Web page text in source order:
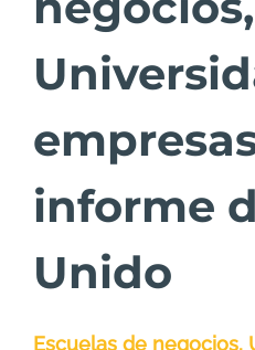
informe
Unido
Escuelas de negocios,